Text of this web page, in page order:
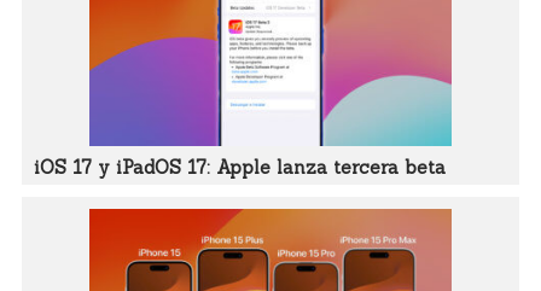
iOS 17 y iPadOS 17: Apple lanza tercera beta